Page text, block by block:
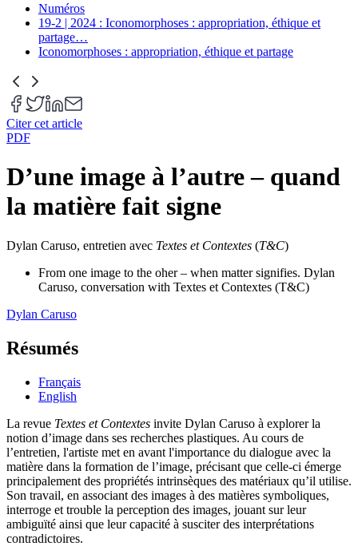
Numéros
19-2 | 2024 : Iconomorphoses : appropriation, éthique et
partage…
Iconomorphoses : appropriation, éthique et partage
Citer cet article
PDF
D’une image à l’autre – quand
la matière fait signe
Dylan Caruso, entretien avec Textes et Contextes (T&C)
From one image to the oher – when matter signifies. Dylan
Caruso, conversation with Textes et Contextes (T&C)
Dylan Caruso
Résumés
Français
English
La revue Textes et Contextes invite Dylan Caruso à explorer la
notion d’image dans ses recherches plastiques. Au cours de
l’entretien, l'artiste met en avant l'importance du dialogue avec la
matière dans la formation de l’image, précisant que celle-ci émerge
principalement des propriétés intrinsèques des matériaux qu’il utilise.
Son travail, en associant des images à des matières symboliques,
interroge et trouble la perception des images, jouant sur leur
ambiguïté ainsi que leur capacité à susciter des interprétations
contradictoires.